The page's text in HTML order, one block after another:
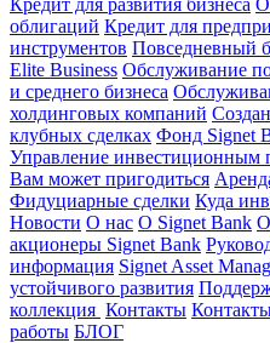
Кредит для развития бизнеса
облигаций Кредит для
инструментов Повседневный
Elite Business Обслуживание
и среднего бизнеса
холдинговых компаний
клубных сделках Фонд Signet
Управление инвестиционным
Вам может пригодиться
Фидуциарные сделки Куда
Новости О нас O Signet Bank
акционеры Signet Bank
информация Signet Asset
устойчивого развития
коллекция Контакты
работы БЛОГ